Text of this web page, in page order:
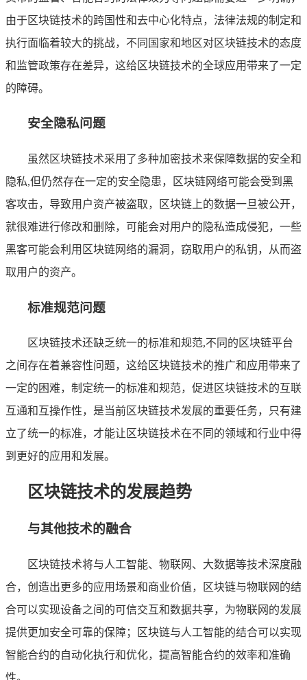
由于区块链技术的跨国性和去中心化特点，法律法规的制定和
执行面临着较大的挑战，不同国家和地区对区块链技术的态度
和监管政策存在差异，这给区块链技术的全球应用带来了一定
的障碍。
安全隐私问题
虽然区块链技术采用了多种加密技术来保障数据的安全和
隐私,但仍然存在一定的安全隐患，区块链网络可能会受到黑
客攻击，导致用户资产被盗取，区块链上的数据一旦被公开，
就很难进行修改和删除，可能会对用户的隐私造成侵犯，一些
黑客可能会利用区块链网络的漏洞，窃取用户的私钥，从而盗
取用户的资产。
标准规范问题
区块链技术还缺乏统一的标准和规范,不同的区块链平台
之间存在着兼容性问题，这给区块链技术的推广和应用带来了
一定的困难，制定统一的标准和规范，促进区块链技术的互联
互通和互操作性，是当前区块链技术发展的重要任务，只有建
立了统一的标准，才能让区块链技术在不同的领域和行业中得
到更好的应用和发展。
区块链技术的发展趋势
与其他技术的融合
区块链技术将与人工智能、物联网、大数据等技术深度融
合，创造出更多的应用场景和商业价值，区块链与物联网的结
合可以实现设备之间的可信交互和数据共享，为物联网的发展
提供更加安全可靠的保障；区块链与人工智能的结合可以实现
智能合约的自动化执行和优化，提高智能合约的效率和准确
性。